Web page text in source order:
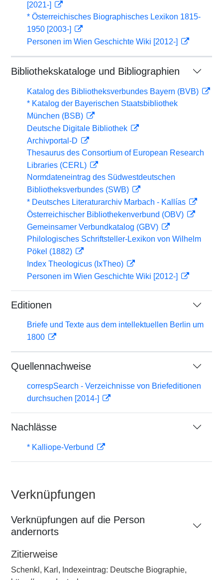
[2021-]
* Österreichisches Biographisches Lexikon 1815-
1950 [2003-]
Personen im Wien Geschichte Wiki [2012-]
Bibliothekskataloge und Bibliographien
Katalog des Bibliotheksverbundes Bayern (BVB)
* Katalog der Bayerischen Staatsbibliothek
München (BSB)
Deutsche Digitale Bibliothek
Archivportal-D
Thesaurus des Consortium of European Research
Libraries (CERL)
Normdateneintrag des Südwestdeutschen
Bibliotheksverbundes (SWB)
* Deutsches Literaturarchiv Marbach - Kallías
Österreichischer Bibliothekenverbund (OBV)
Gemeinsamer Verbundkatalog (GBV)
Philologisches Schriftsteller-Lexikon von Wilhelm
Pökel (1882)
Index Theologicus (IxTheo)
Personen im Wien Geschichte Wiki [2012-]
Editionen
Briefe und Texte aus dem intellektuellen Berlin um
1800
Quellennachweise
correspSearch - Verzeichnisse von Briefeditionen
durchsuchen [2014-]
Nachlässe
* Kalliope-Verbund
Verknüpfungen
Verknüpfungen auf die Person
andernorts
Zitierweise
Schenkl, Karl, Indexeintrag: Deutsche Biographie,